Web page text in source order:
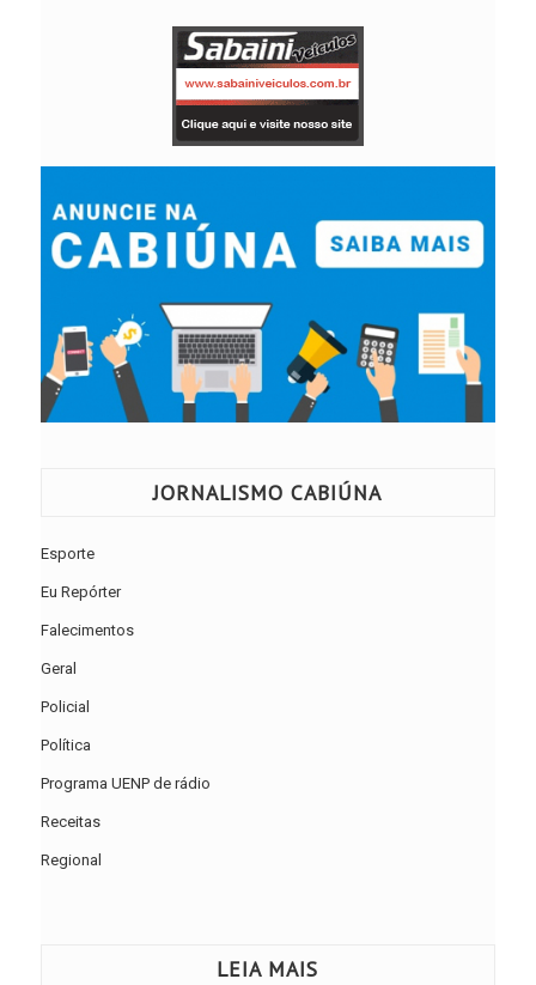
JORNALISMO CABIÚNA
Esporte
Eu Repórter
Falecimentos
Geral
Policial
Política
Programa UENP de rádio
Receitas
Regional
LEIA MAIS